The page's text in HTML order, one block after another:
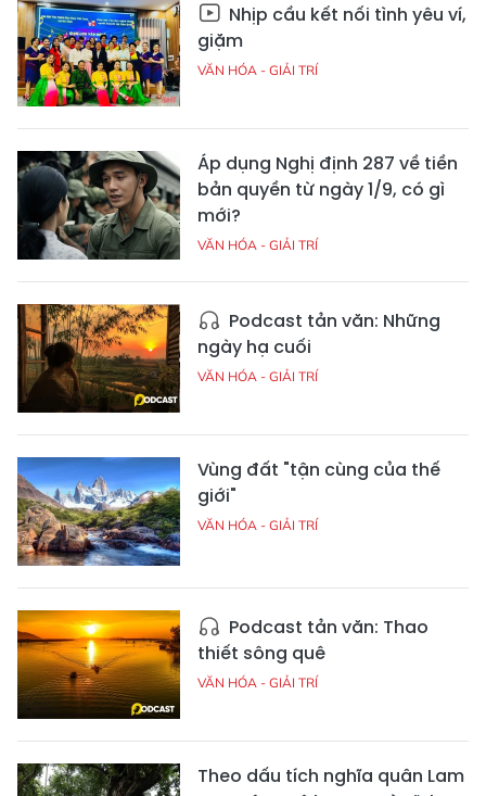
Nhịp cầu kết nối tình yêu ví,
giặm
VĂN HÓA - GIẢI TRÍ
Áp dụng Nghị định 287 về tiền
bản quyền từ ngày 1/9, có gì
mới?
VĂN HÓA - GIẢI TRÍ
Podcast tản văn: Những
ngày hạ cuối
VĂN HÓA - GIẢI TRÍ
Vùng đất "tận cùng của thế
giới"
VĂN HÓA - GIẢI TRÍ
Podcast tản văn: Thao
thiết sông quê
VĂN HÓA - GIẢI TRÍ
Theo dấu tích nghĩa quân Lam